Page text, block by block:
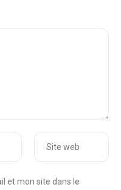
Site web
et mon site dans le